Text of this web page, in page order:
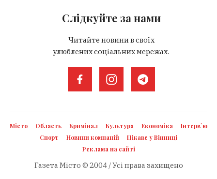
Слідкуйте за нами
Читайте новини в своїх
улюблених соціальних мережах.
Місто Область Кримінал Культура Економіка
Інтерв`ю
Спорт
Новини компаній
Цікаве у Вінниці
Реклама на сайті
Газета Місто © 2004 / Усі права захищено